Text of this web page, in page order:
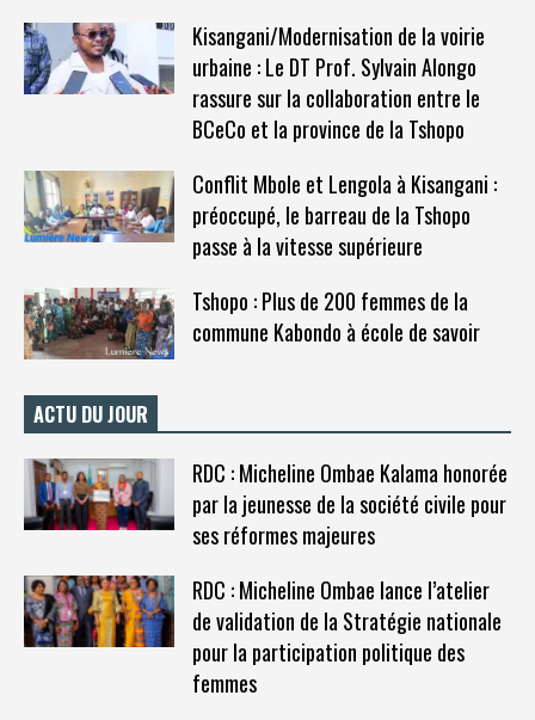
Kisangani/Modernisation de la voirie
urbaine : Le DT Prof. Sylvain Alongo
rassure sur la collaboration entre le
BCeCo et la province de la Tshopo
Conflit Mbole et Lengola à Kisangani :
préoccupé, le barreau de la Tshopo
passe à la vitesse supérieure
Tshopo : Plus de 200 femmes de la
commune Kabondo à école de savoir
ACTU DU JOUR
RDC : Micheline Ombae Kalama honorée
par la jeunesse de la société civile pour
ses réformes majeures
RDC : Micheline Ombae lance l’atelier
de validation de la Stratégie nationale
pour la participation politique des
femmes